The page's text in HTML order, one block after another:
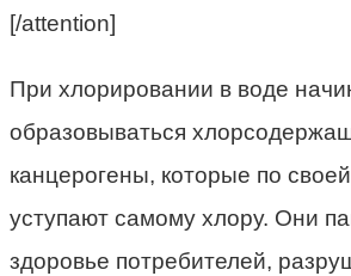
[/attention]
При хлорировании в воде
образовываться
канцерогены, которые по
уступают самому хлору. Они
здоровье потребителей,